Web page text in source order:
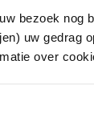
bezoek nog
uw gedrag
over